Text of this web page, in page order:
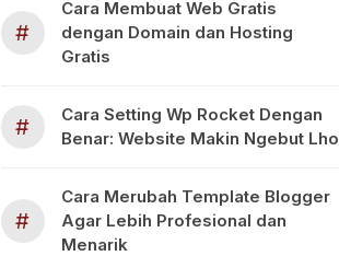
#
Cara Membuat Web Gratis
dengan Domain dan Hosting
Gratis
#
Cara Setting Wp Rocket Dengan
Benar: Website Makin Ngebut Lho
#
Cara Merubah Template Blogger
Agar Lebih Profesional dan
Menarik